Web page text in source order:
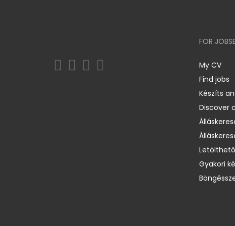
FOR
My CV
Find jobs
Készíts
Discover
Gyakori